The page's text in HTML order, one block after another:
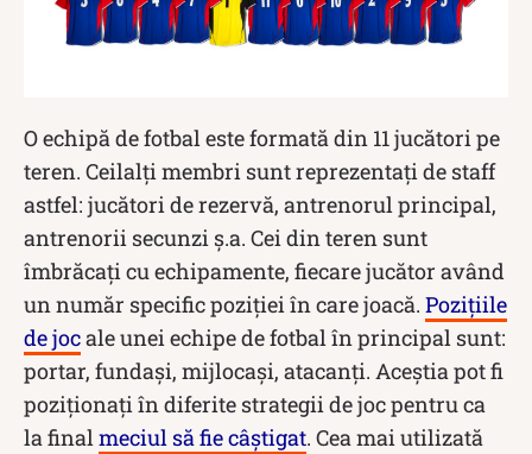
O echipă de fotbal este formată din 11 jucători pe
teren. Ceilalți membri sunt reprezentați de staff
astfel: jucători de rezervă, antrenorul principal,
antrenorii secunzi ș.a. Cei din teren sunt
îmbrăcați cu echipamente, fiecare jucător având
un număr specific poziției în care joacă. Pozițiile
de jocale unei echipe de fotbal în principal sunt:
portar, fundași, mijlocași, atacanți. Aceștia pot fi
poziționați în diferite strategii de joc pentru ca
la final meciul să fie câștigat. Cea mai utilizată